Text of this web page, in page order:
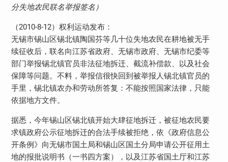
分失地农民联名举报签名）
（2010-8-12）权利运动发布：
无锡市锡山区锡北镇陶国芬等几十位失地农民在耕地被无手
续征收后，联名向江苏省政府、无锡市政府、无锡市纪委等
部门举报锡北镇官员非法征地拆迁、截流补偿款、以及社会
保障等问题。不料，举报信很快回到被举报人锡北镇官员的
手里，锡北镇农办和劳动所答复：不能按照国家法律，只能
依据地方文件。
据悉，今年锡山区锡北镇开始大肆征地拆迁，被征地农民要
求镇政府公示征地拆迁的合法手续被拒绝，依《政府信息公
开条例》向无锡市国土局和锡山区国土分局申请公开征用土
地的报批说明书（一书四方案），以及江苏省国土厅和江苏